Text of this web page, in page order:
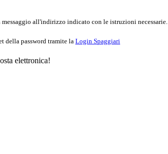
all'indirizzo indicato con le istruzioni necessarie.
della password tramite la Login Spaggiari
elettronica!